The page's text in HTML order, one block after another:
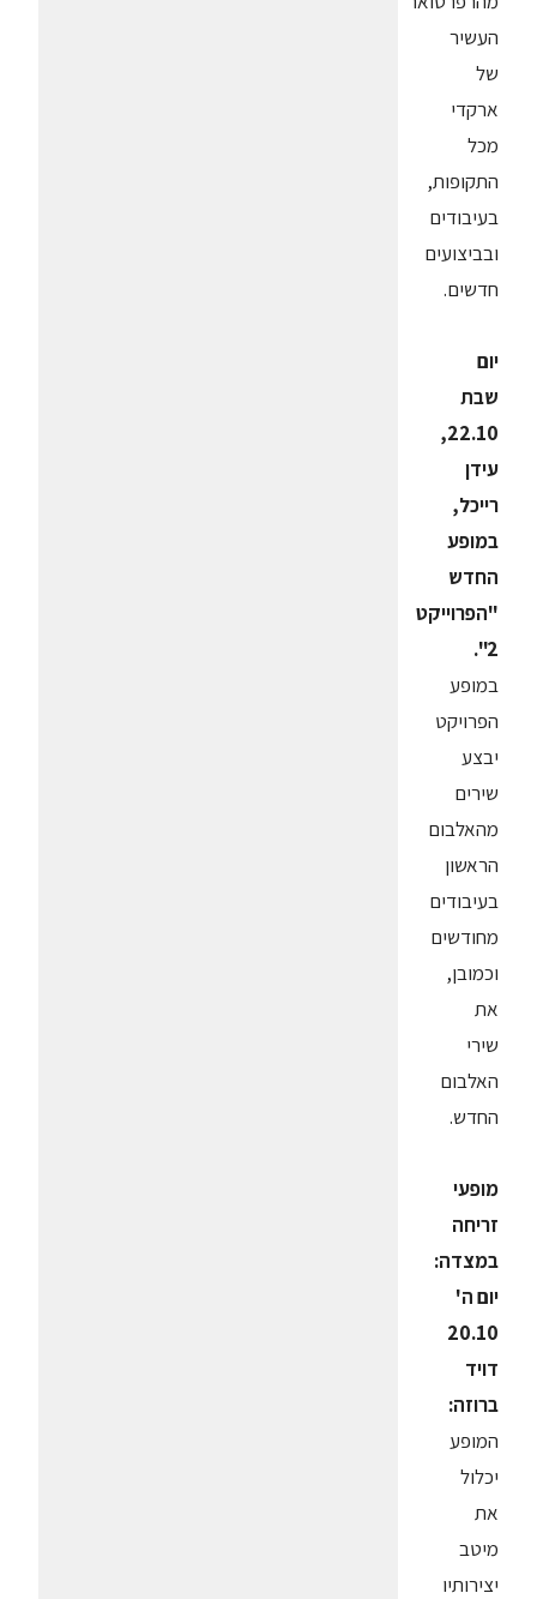
העשיר
של
ארקדי
מכל
התקופות,
בעיבודים
ובביצועים
חדשים.
יום
שבת
22.10,
עידן
רייכל,
במופע
החדש
"הפרוייקט
2".
במופע
הפרויקט
יבצע
שירים
מהאלבום
הראשון
בעיבודים
מחודשים
וכמובן,
את
שירי
האלבום
החדש.
מופעי
זריחה
במצדה:
יום ה'
20.10
דויד
ברוזה:
המופע
יכלול
את
מיטב
יצירותיו